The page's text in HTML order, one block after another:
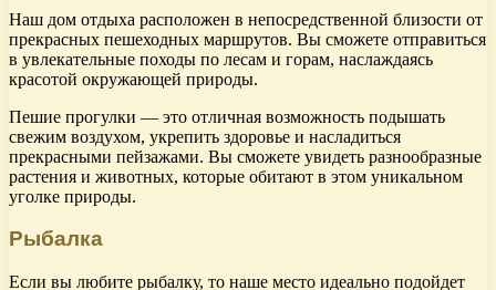
Наш дом отдыха расположен в непосредственной близости от
прекрасных пешеходных маршрутов. Вы сможете отправиться
в увлекательные походы по лесам и горам, наслаждаясь
красотой окружающей природы.
Пешие прогулки — это отличная возможность подышать
свежим воздухом, укрепить здоровье и насладиться
прекрасными пейзажами. Вы сможете увидеть разнообразные
растения и животных, которые обитают в этом уникальном
уголке природы.
Рыбалка
Если вы любите рыбалку, то наше место идеально подойдет